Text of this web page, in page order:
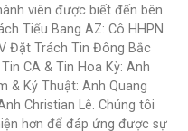
viên được biết đến bên
Tiểu Bang AZ: Cô HHPN
Đặt Trách Tin Đông Bắc
CA & Tin Hoa Kỳ: Anh
& Kỷ Thuật: Anh Quang
Christian Lê. Chúng tôi
hơn để đáp ứng được sự